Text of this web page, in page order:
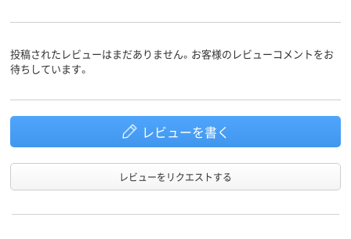
投稿されたレビューはまだありません。お客様のレビューコメントをお
待ちしています。
レビューを書く
レビューをリクエストする